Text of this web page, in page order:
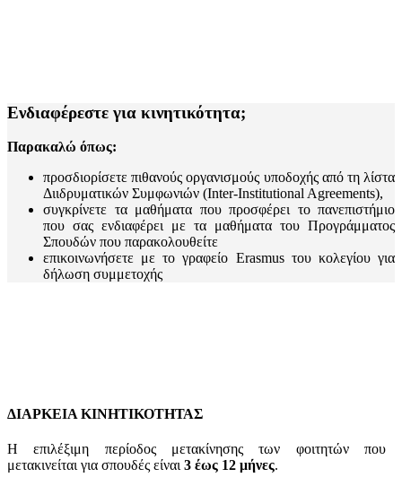
Ενδιαφέρεστε για κινητικότητα;
Παρακαλώ όπως:
προσδιορίσετε πιθανούς οργανισμούς υποδοχής από τη λίστα
Διιδρυματικών Συμφωνιών (Inter-Institutional Agreements),
συγκρίνετε τα μαθήματα που προσφέρει το πανεπιστήμιο
που σας ενδιαφέρει με τα μαθήματα του Προγράμματος
Σπουδών που παρακολουθείτε
επικοινωνήσετε με το γραφείο Erasmus του κολεγίου για
δήλωση συμμετοχής
ΔΙΑΡΚΕΙΑ ΚΙΝΗΤΙΚΟΤΗΤΑΣ
Η επιλέξιμη περίοδος μετακίνησης των φοιτητών που
μετακινείται για σπουδές είναι 3 έως 12 μήνες.